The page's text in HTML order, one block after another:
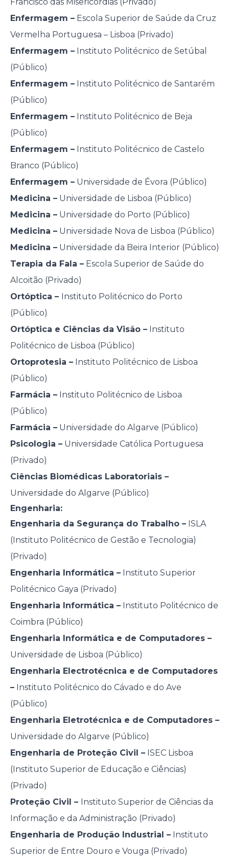
Enfermagem –Escola Superior de Saúde da Cruz
Vermelha Portuguesa – Lisboa (Privado)
Enfermagem –Instituto Politécnico de Setúbal
(Público)
Enfermagem –Instituto Politécnico de Santarém
(Público)
Enfermagem –Instituto Politécnico de Beja
(Público)
Enfermagem –Instituto Politécnico de Castelo
Branco (Público)
Enfermagem –Universidade de Évora (Público)
Medicina –Universidade de Lisboa (Público)
Medicina –Universidade do Porto (Público)
Medicina –Universidade Nova de Lisboa (Público)
Medicina –Universidade da Beira Interior (Público)
Terapia da Fala –Escola Superior de Saúde do
Alcoitão (Privado)
Ortóptica – Instituto Politécnico do Porto
(Público)
Ortóptica e Ciências da Visão –Instituto
Politécnico de Lisboa (Público)
Ortoprotesia –Instituto Politécnico de Lisboa
(Público)
Farmácia –Instituto Politécnico de Lisboa
(Público)
Farmácia –Universidade do Algarve (Público)
Psicologia –Universidade Católica Portuguesa
(Privado)
Ciências Biomédicas Laboratoriais –
Universidade do Algarve (Público)
Engenharia:
Engenharia da Segurança do Trabalho –ISLA
(Instituto Politécnico de Gestão e Tecnologia)
(Privado)
Engenharia Informática –Instituto Superior
Politécnico Gaya (Privado)
Engenharia Informática –Instituto Politécnico de
Coimbra (Público)
Engenharia Informática e de Computadores –
Universidade de Lisboa (Público)
Engenharia Electrotécnica e de Computadores
–Instituto Politécnico do Cávado e do Ave
(Público)
Engenharia Eletrotécnica e de Computadores –
Universidade do Algarve (Público)
Engenharia de Proteção Civil –ISEC Lisboa
(Instituto Superior de Educação e Ciências)
(Privado)
Proteção Civil – Instituto Superior de Ciências da
Informação e da Administração (Privado)
Engenharia de Produção Industrial –Instituto
Superior de Entre Douro e Vouga (Privado)